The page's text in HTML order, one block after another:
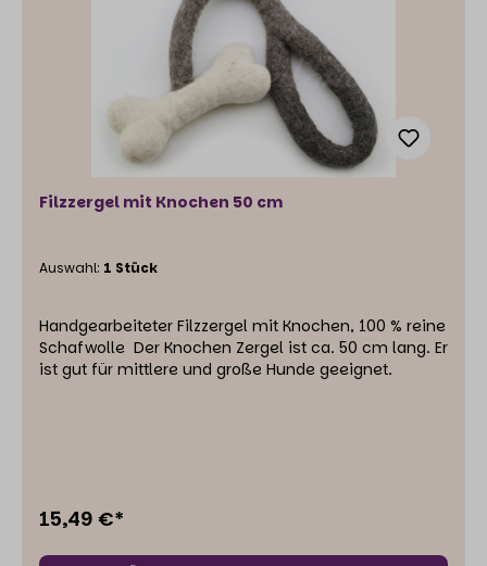
Filzzergel mit Knochen 50 cm
Auswahl: 1 Stück
Handgearbeiteter Filzzergel mit Knochen, 100 % reine
Schafwolle Der Knochen Zergel ist ca. 50 cm lang. Er
ist gut für mittlere und große Hunde geeignet.
15,49 €*